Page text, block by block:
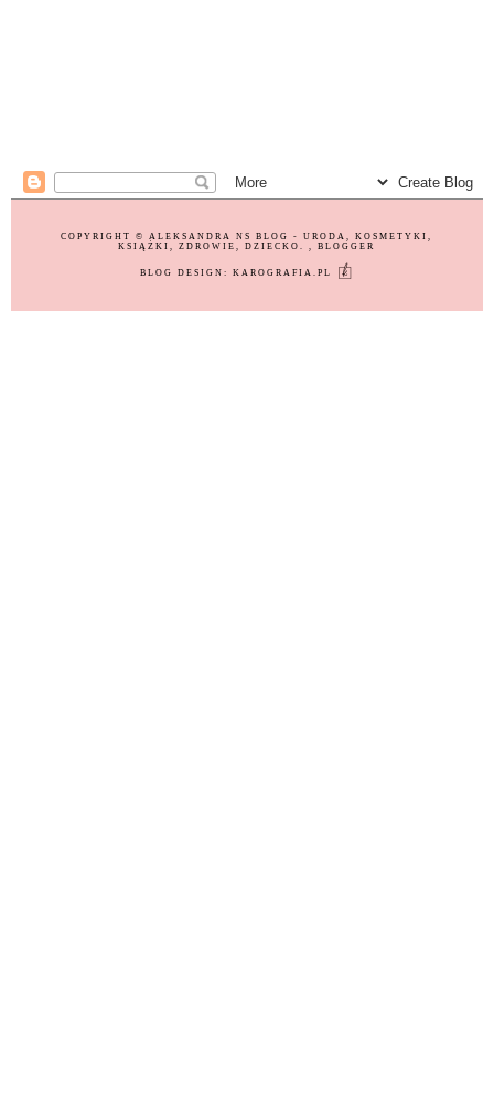
COPYRIGHT ©ALEKSANDRA NS BLOG - URODA, KOSMETYKI,
KSIĄŻKI, ZDROWIE, DZIECKO., BLOGGER
BLOG DESIGN:KAROGRAFIA.PL